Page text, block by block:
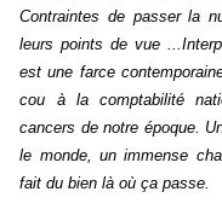
Contraintes de passer la
leurs points de vue
est une farce
cou à la comptabilité
cancers de notre époque.
le monde, un immense
fait du bien là où ça passe.